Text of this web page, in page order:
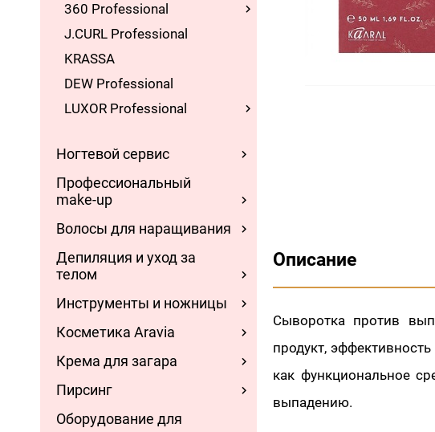
360 Professional
J.CURL Professional
KRASSA
DEW Professional
LUXOR Professional
Ногтевой сервис
Профессиональный
make-up
Волосы для наращивания
Депиляция и уход за
телом
Инструменты и ножницы
Косметика Aravia
Крема для загара
Пирсинг
Оборудование для
Описание
Сыворотка против
продукт,
как функциональное
выпадению.